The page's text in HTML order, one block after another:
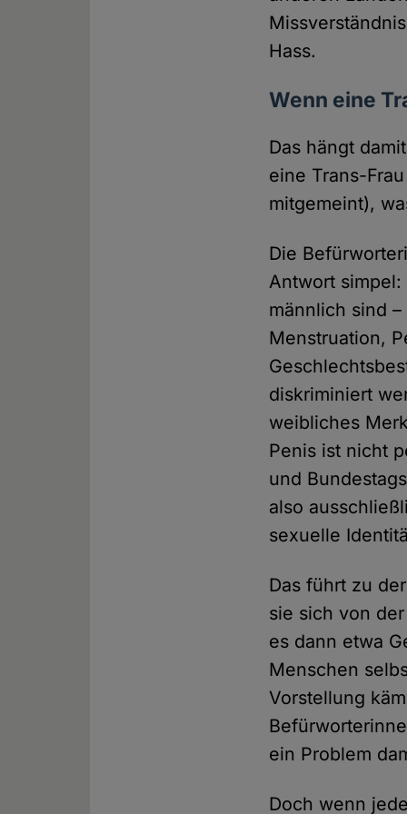
Hass.
Wenn eine
Das hängt
eine Trans-
mitgemeint),
Die
Antwort
männlich sind
Menstruation,
diskriminiert
weibliches
Penis ist nicht
und
also
sexuelle
Das führt zu
sie sich von
es dann etwa
Menschen
Vorstellung
ein Problem
Doch wenn